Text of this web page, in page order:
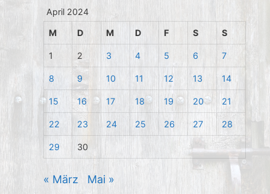
April 2024
M D M D F S S
1 2 3 4 5 6 7
8 9 10 11 12 13 14
15 16 17 18 19 20 21
22 23 24 25 26 27 28
29 30
« März Mai »